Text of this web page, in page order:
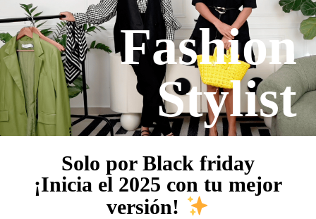
Fashion
Stylist
Solo por Black friday
¡Inicia el 2025 con tu mejor
versión!